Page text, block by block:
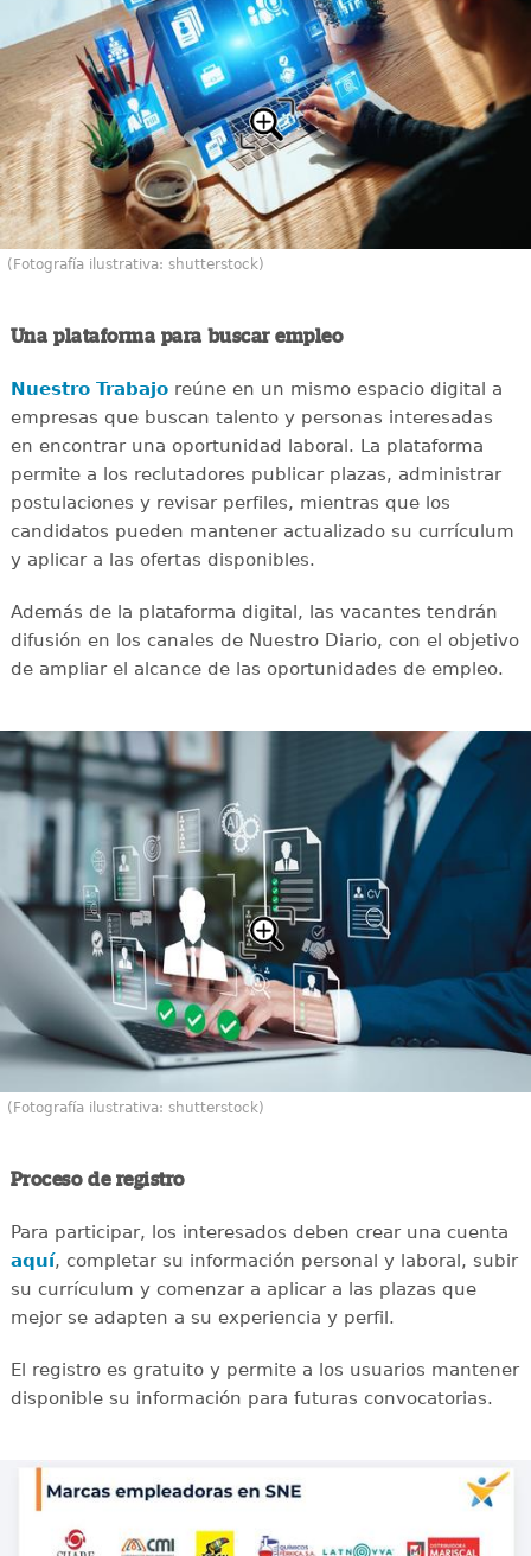
(Fotografía ilustrativa: shutterstock)
Una plataforma para buscar empleo
Nuestro Trabajoreúne en un mismo espacio digital a
empresas que buscan talento y personas interesadas
en encontrar una oportunidad laboral. La plataforma
permite a los reclutadores publicar plazas, administrar
postulaciones y revisar perfiles, mientras que los
candidatos pueden mantener actualizado su currículum
y aplicar a las ofertas disponibles.
Además de la plataforma digital, las vacantes tendrán
difusión en los canales de Nuestro Diario, con el objetivo
de ampliar el alcance de las oportunidades de empleo.
(Fotografía ilustrativa: shutterstock)
Proceso de registro
Para participar, los interesados deben crear una cuenta
aquí, completar su información personal y laboral, subir
su currículum y comenzar a aplicar a las plazas que
mejor se adapten a su experiencia y perfil.
El registro es gratuito y permite a los usuarios mantener
disponible su información para futuras convocatorias.